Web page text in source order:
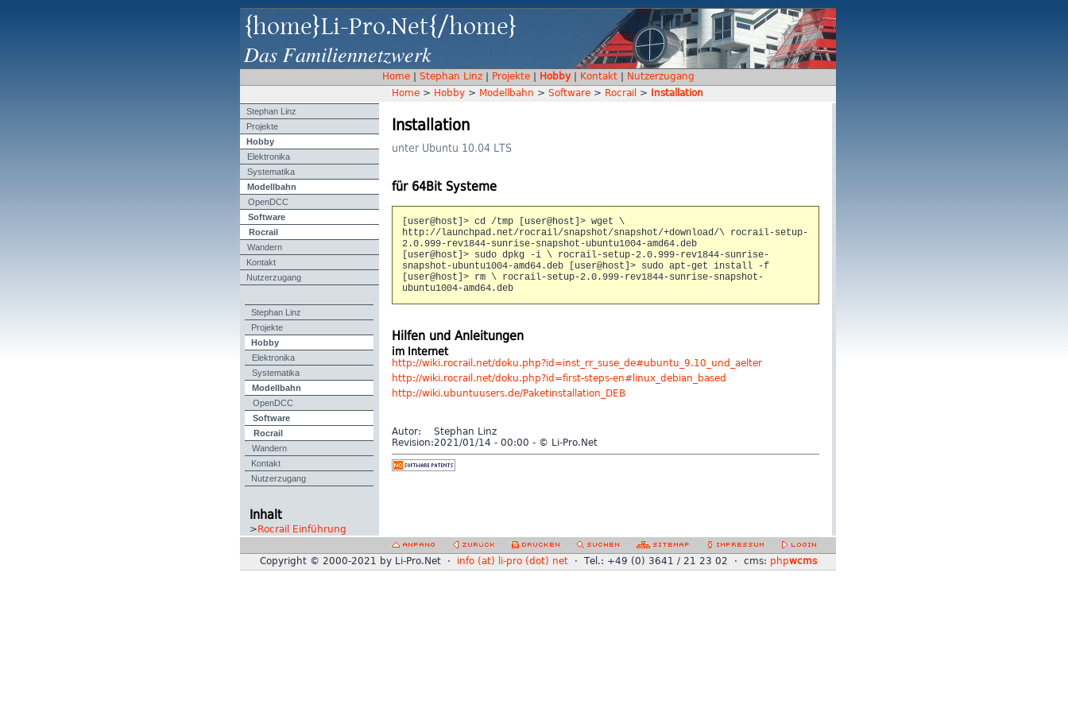
{home}Li-Pro.Net{/home}
Das Familiennetzwerk
Home| Stephan Linz| Projekte| Hobby| Kontakt| Nutzerzugang
Home > Hobby > Modellbahn > Software > Rocrail > Installation
Stephan Linz
Projekte
Hobby
Elektronika
Systematika
Modellbahn
OpenDCC
Software
Rocrail
Wandern
Kontakt
Nutzerzugang
Stephan Linz
Projekte
Hobby
Elektronika
Systematika
Modellbahn
OpenDCC
Software
Rocrail
Wandern
Kontakt
Nutzerzugang
Inhalt
> Rocrail Einführung
Installation
unter Ubuntu 10.04 LTS
für 64Bit Systeme
[user@host]> cd /tmp [user@host]> wget \
http://launchpad.net/rocrail/snapshot/snapshot/+download/\ rocrail-setup-
2.0.999-rev1844-sunrise-snapshot-ubuntu1004-amd64.deb
[user@host]> sudo dpkg -i \ rocrail-setup-2.0.999-rev1844-sunrise-
snapshot-ubuntu1004-amd64.deb [user@host]> sudo apt-get install -f
[user@host]> rm \ rocrail-setup-2.0.999-rev1844-sunrise-snapshot-
ubuntu1004-amd64.deb
Hilfen und Anleitungen
im Internet
http://wiki.rocrail.net/doku.php?id=inst_rr_suse_de#ubuntu_9.10_und_aelter
http://wiki.rocrail.net/doku.php?id=first-steps-en#linux_debian_based
http://wiki.ubuntuusers.de/Paketinstallation_DEB
Autor:
Stephan Linz
Revision: 2021/01/14 - 00:00 - © Li-Pro.Net
Copyright © 2000-2021 by Li-Pro.Net · info (at) li-pro (dot) net· Tel.: +49 (0) 3641 / 21 23 02 · cms: phpwcms